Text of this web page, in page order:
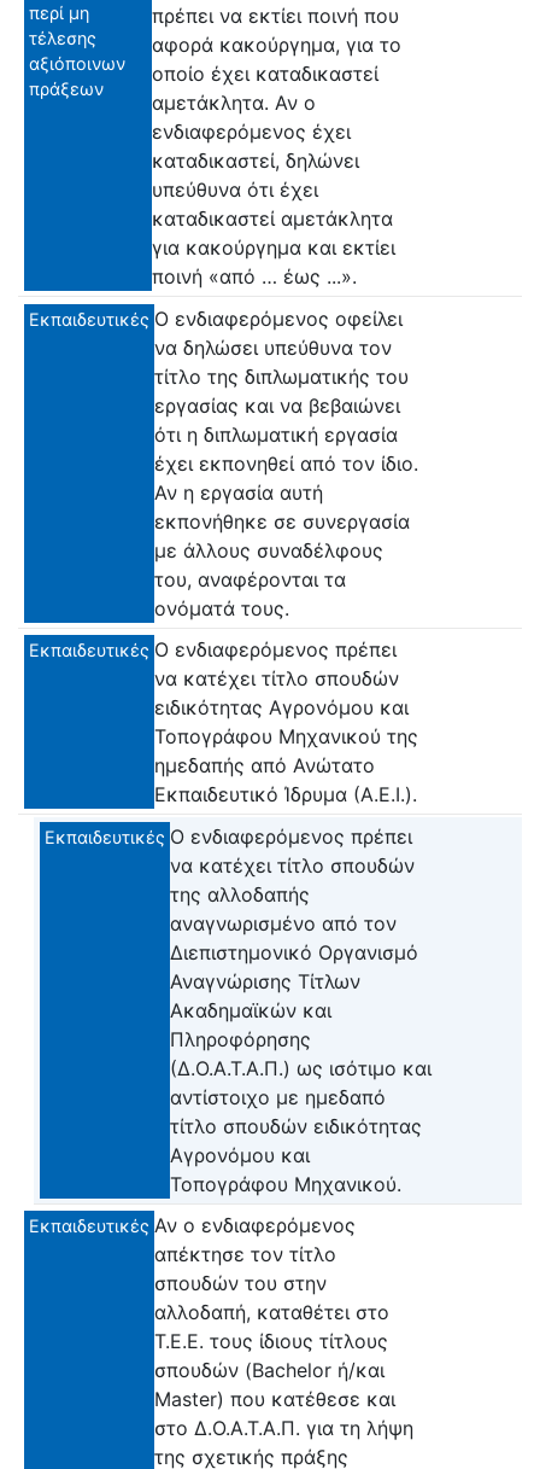
περί μη
τέλεσης
αξιόποινων
πράξεων
πρέπει να εκτίει ποινή που
αφορά κακούργημα, για το
οποίο έχει καταδικαστεί
αμετάκλητα. Αν ο
ενδιαφερόμενος έχει
καταδικαστεί, δηλώνει
υπεύθυνα ότι έχει
καταδικαστεί αμετάκλητα
για κακούργημα και εκτίει
ποινή «από … έως ...».
Εκπαιδευτικές Ο ενδιαφερόμενος οφείλει
να δηλώσει υπεύθυνα τον
τίτλο της διπλωματικής του
εργασίας και να βεβαιώνει
ότι η διπλωματική εργασία
έχει εκπονηθεί από τον ίδιο.
Αν η εργασία αυτή
εκπονήθηκε σε συνεργασία
με άλλους συναδέλφους
του, αναφέρονται τα
ονόματά τους.
Εκπαιδευτικές Ο ενδιαφερόμενος πρέπει
να κατέχει τίτλο σπουδών
ειδικότητας Αγρονόμου και
Τοπογράφου Μηχανικού της
ημεδαπής από Ανώτατο
Εκπαιδευτικό Ίδρυμα (Α.Ε.Ι.).
Εκπαιδευτικές Ο ενδιαφερόμενος πρέπει
να κατέχει τίτλο σπουδών
της αλλοδαπής
αναγνωρισμένο από τον
Διεπιστημονικό Οργανισμό
Αναγνώρισης Τίτλων
Ακαδημαϊκών και
Πληροφόρησης
(Δ.Ο.Α.Τ.Α.Π.) ως ισότιμο και
αντίστοιχο με ημεδαπό
τίτλο σπουδών ειδικότητας
Αγρονόμου και
Τοπογράφου Μηχανικού.
Εκπαιδευτικές Αν ο ενδιαφερόμενος
απέκτησε τον τίτλο
σπουδών του στην
αλλοδαπή, καταθέτει στο
Τ.Ε.Ε. τους ίδιους τίτλους
σπουδών (Bachelor ή/και
Master) που κατέθεσε και
στο Δ.Ο.Α.Τ.Α.Π. για τη λήψη
της σχετικής πράξης